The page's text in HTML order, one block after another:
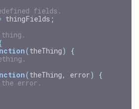
fields.
thingFields ;
(theThing)
{
(theThing, error)
{
error.